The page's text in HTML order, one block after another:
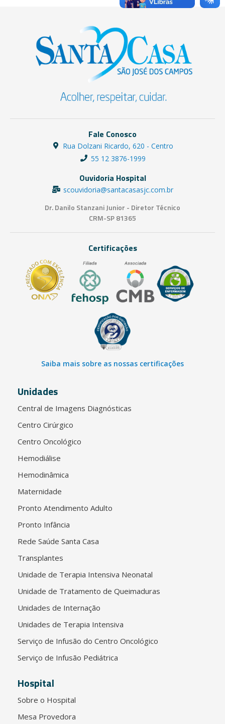
Fale Conosco
Rua Dolzani Ricardo, 620 - Centro
55 12 3876-1999
Ouvidoria Hospital
scouvidoria@santacasasjc.com.br
Dr. Danilo Stanzani Junior - Diretor Técnico
CRM-SP 81365
Certificações
Saiba mais sobre as nossas certificações
Unidades
Central de Imagens Diagnósticas
Centro Cirúrgico
Centro Oncológico
Hemodiálise
Hemodinâmica
Maternidade
Pronto Atendimento Adulto
Pronto Infância
Rede Saúde Santa Casa
Transplantes
Unidade de Terapia Intensiva Neonatal
Unidade de Tratamento de Queimaduras
Unidades de Internação
Unidades de Terapia Intensiva
Serviço de Infusão do Centro Oncológico
Serviço de Infusão Pediátrica
Hospital
Sobre o Hospital
Mesa Provedora